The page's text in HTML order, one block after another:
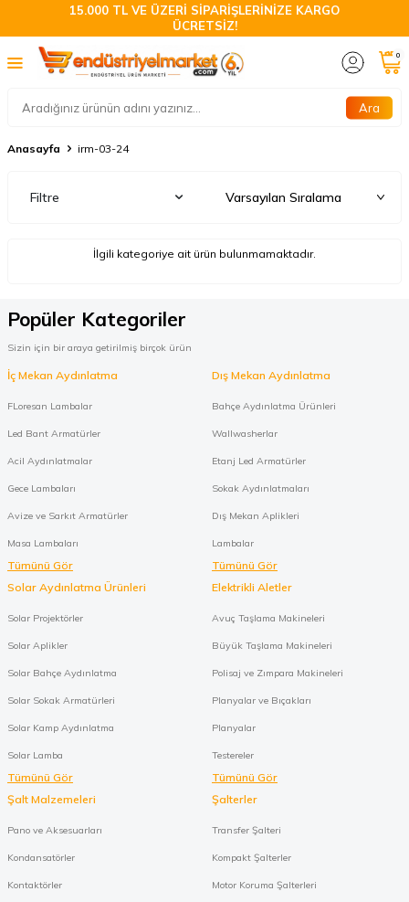
15.000 TL VE ÜZERİ SİPARİŞLERİNİZE KARGO
ÜCRETSİZ!
Ara
0
Anasayfa irm-03-24
Filtre
İlgili kategoriye ait ürün bulunmamaktadır.
Popüler Kategoriler
Sizin için bir araya getirilmiş birçok ürün
İç Mekan Aydınlatma
FLoresan Lambalar
Led Bant Armatürler
Acil Aydınlatmalar
Gece Lambaları
Avize ve Sarkıt Armatürler
Masa Lambaları
Tümünü Gör
Dış Mekan Aydınlatma
Bahçe Aydınlatma Ürünleri
Wallwasherlar
Etanj Led Armatürler
Sokak Aydınlatmaları
Dış Mekan Aplikleri
Lambalar
Tümünü Gör
Solar Aydınlatma Ürünleri
Solar Projektörler
Solar Aplikler
Solar Bahçe Aydınlatma
Solar Sokak Armatürleri
Solar Kamp Aydınlatma
Solar Lamba
Tümünü Gör
Elektrikli Aletler
Avuç Taşlama Makineleri
Büyük Taşlama Makineleri
Polisaj ve Zımpara Makineleri
Planyalar ve Bıçakları
Planyalar
Testereler
Tümünü Gör
Şalt Malzemeleri
Pano ve Aksesuarları
Kondansatörler
Kontaktörler
Şalterler
Transfer Şalteri
Kompakt Şalterler
Motor Koruma Şalterleri